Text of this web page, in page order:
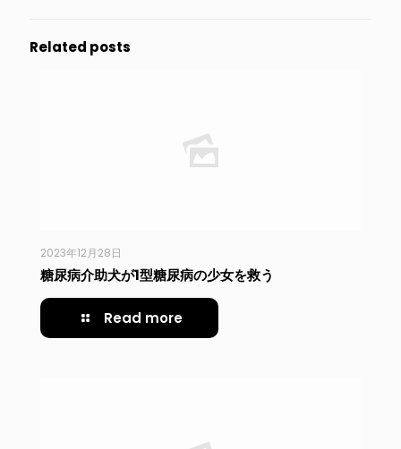
Related posts
2023年12月28日
糖尿病介助犬が1型糖尿病の少女を救う
Read more